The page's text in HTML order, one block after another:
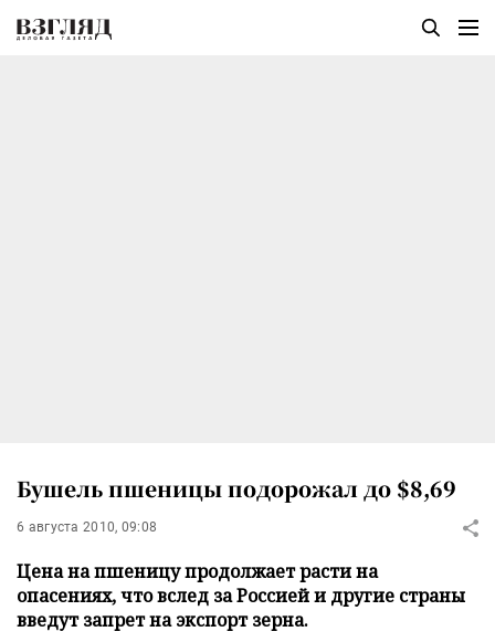
Бушель пшеницы подорожал до $8,69
6 августа 2010, 09:08
Цена на пшеницу продолжает расти на
опасениях, что вслед за Россией и другие страны
введут запрет на экспорт зерна.